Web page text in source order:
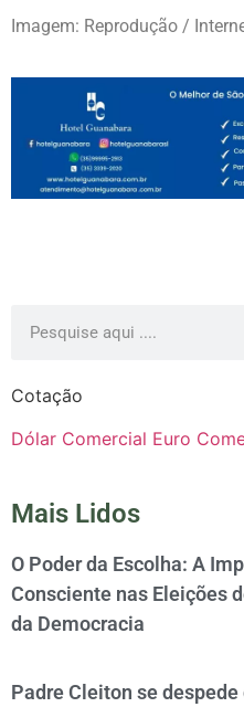
Imagem: Reprodução /
Cotação
Dólar Comercial Euro
Mais Lidos
O Poder da Escolha: A
Consciente nas Eleições
da Democracia
Padre Cleiton se